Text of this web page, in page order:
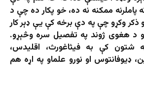
پاملرنه ممکنه نه ده، خو پکار ده چې د
ذکر وکړو چې په دې برخه کې یې ډېر کار
د هغوی ژوند په تفصیل سره وڅېړو.
شتون کې به فيثاغورث، اقليدس،
ډیوفانتوس او نورو علماو په اړه هم